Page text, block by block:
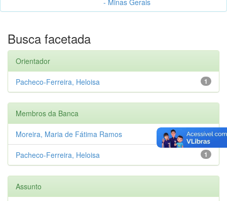
Busca facetada
Orientador
1
Pacheco-Ferreira, Heloisa
Membros da Banca
1
Moreira, Maria de Fátima Ramos
1
Pacheco-Ferreira, Heloisa
Assunto